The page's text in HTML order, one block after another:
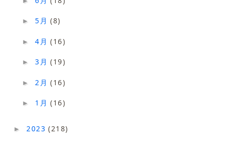
►5月(8)
►4月(16)
►3月(19)
► 2月(16)
► 1月(16)
►2023(218)